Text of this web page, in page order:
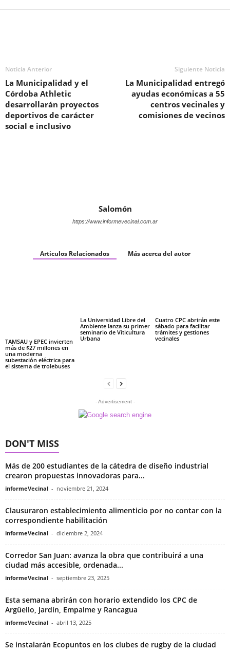
Noticia Anterior
La Municipalidad y el
Córdoba Athletic
desarrollarán proyectos
deportivos de carácter
social e inclusivo
Siguiente Noticia
La Municipalidad entregó
ayudas económicas a 55
centros vecinales y
comisiones de vecinos
Salomón
https://www.informevecinal.com.ar
Articulos Relacionados Más acerca del autor
TAMSAU y EPEC invierten
más de $27 millones en
una moderna
subestación eléctrica para
el sistema de trolebuses
La Universidad Libre del
Ambiente lanza su primer
seminario de Viticultura
Urbana
Cuatro CPC abrirán este
sábado para facilitar
trámites y gestiones
vecinales
- Advertisement -
DON'T MISS
Más de 200 estudiantes de la cátedra de diseño industrial
crearon propuestas innovadoras para...
informeVecinal - noviembre 21, 2024
Clausuraron establecimiento alimenticio por no contar con la
correspondiente habilitación
informeVecinal - diciembre 2, 2024
Corredor San Juan: avanza la obra que contribuirá a una
ciudad más accesible, ordenada...
informeVecinal - septiembre 23, 2025
Esta semana abrirán con horario extendido los CPC de
Argüello, Jardín, Empalme y Rancagua
informeVecinal - abril 13, 2025
Se instalarán Ecopuntos en los clubes de rugby de la ciudad